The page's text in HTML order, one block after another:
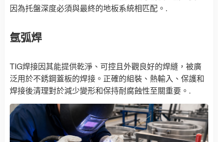
因為托盤深度必須與最終的地板系統相匹配。.
氬弧焊
TIG焊接因其能提供乾淨、可控且外觀良好的焊縫，被廣
泛用於不銹鋼蓋板的焊接。正確的組裝、熱輸入、保護和
焊接後清理對於減少變形和保持耐腐蝕性至關重要。.